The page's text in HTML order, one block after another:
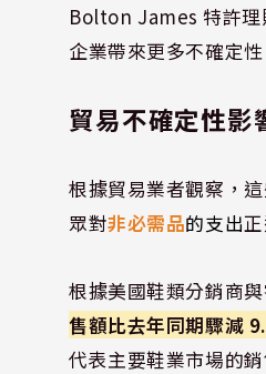
Bolton James 特許理
企業帶來更多不確定
貿易不確定性影
根據貿易業者觀察，
眾對非必需品的支出
根據美國鞋類分銷商
售額比去年同期驟減
代表主要鞋業市場的銷